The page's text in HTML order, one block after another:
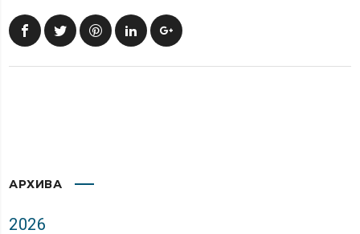
АРХИВА
2026